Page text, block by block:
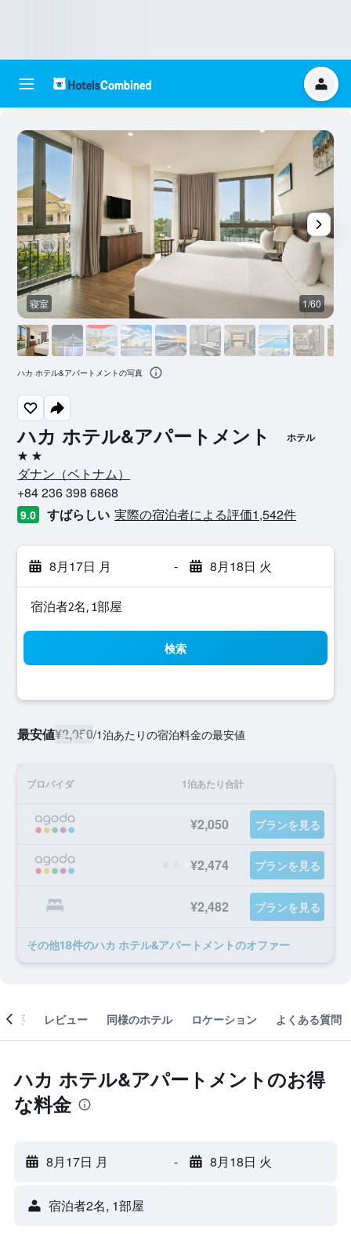
ハカ ホテル&アパートメント ホテル
2つ星
ダナン​（ベトナム​）​
+84 236 398 6868
9.0 すばらしい 実際の宿泊者による評価1,542​件
8月17日 月 - 8月18日 火
宿泊者2名, 1​部屋
検索
最安値¥2,050/1泊あたりの宿泊料金の最安値
プロバイダ 1泊あたり合計
¥2,050 プランを見る
¥2,474 プランを見る
¥2,482 プランを見る
​その他18​件のハカ ホテル&アパートメントのオファー
寝室 1/60
ハカ ホテル&アパートメントの写真
概要 レビュー 同様のホテル ロケーション よくある質問
ハカ ホテル&アパートメントのお得
な料金
8月17日 月 - 8月18日 火
宿泊者2名, 1​部屋